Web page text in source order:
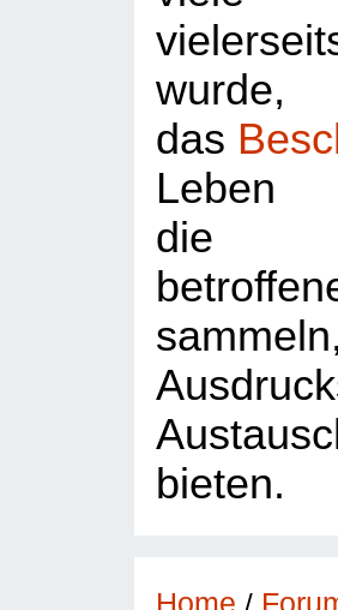
das
Leben
die
bieten.
Home /